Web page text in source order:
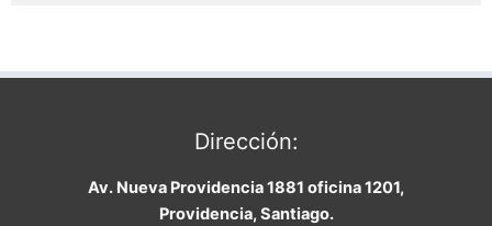
Dirección:
Av. Nueva Providencia 1881 oficina 1201,
Providencia, Santiago.